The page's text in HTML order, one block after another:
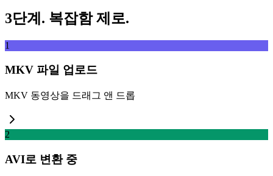
3단계. 복잡함 제로.
1
MKV 파일 업로드
MKV 동영상을 드래그 앤 드롭
2
AVI로 변환 중